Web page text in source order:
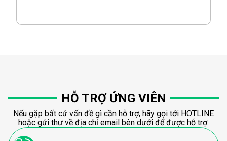
HỖ TRỢ ỨNG VIÊN
Nếu gặp bất cứ vấn đề gì cần hỗ trợ, hãy gọi tới HOTLINE
hoặc gửi thư về địa chỉ email bên dưới để được hỗ trợ.